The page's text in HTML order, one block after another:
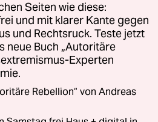
Seiten wie diese:
und mit klarer Kante gegen
und Rechtsruck. Teste jetzt
neue Buch „Autoritäre
Experten
Rebellion“ von Andreas